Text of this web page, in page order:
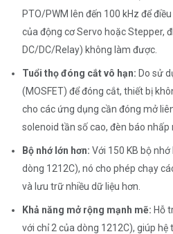
PTO/PWM lên đến 100 kHz để
của động cơ Servo hoặc Stepper,
DC/DC/Relay) không làm được.
Tuổi thọ đóng cắt vô hạn: Do sử
(MOSFET) để đóng cắt, thiết bị
cho các ứng dụng cần đóng mở
solenoid tần số cao, đèn báo nhấp
Bộ nhớ lớn hơn: Với 150 KB bộ
dòng 1212C), nó cho phép chạy
và lưu trữ nhiều dữ liệu hơn.
Khả năng mở rộng mạnh mẽ: Hỗ
với chỉ 2 của dòng 1212C), giúp